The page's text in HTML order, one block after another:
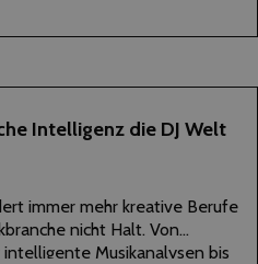
Intelligenz die DJ Welt
immer mehr kreative Berufe
nicht Halt. Von
Musikanalysen bis